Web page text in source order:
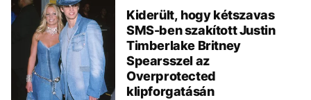
Kiderült, hogy kétszavas
SMS-ben szakított Justin
Timberlake Britney
Spearsszel az
Overprotected
klipforgatásán